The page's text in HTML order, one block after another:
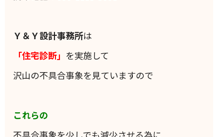
Ｙ＆Ｙ設計事務所は
「住宅診断」 を実施して
沢山の不具合事象を見ていますので
これらの